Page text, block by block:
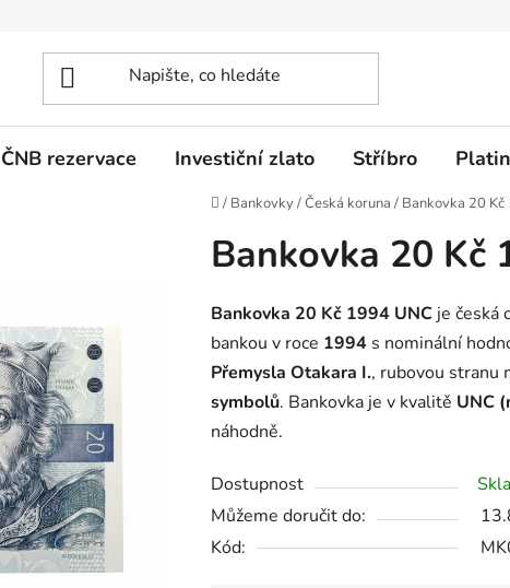
ČNB rezervace Investiční zlato Stříbro
Domů
/ Bankovky/Česká koruna / Bankovka 20
Bankovka 20 Kč
Bankovka 20 Kč 1994 UNC je česká
bankou v roce 1994 s nominální
Přemysla Otakara I., rubovou stranu
symbolů. Bankovka je v kvalitě UNC
náhodně.
Dostupnost
Můžeme doručit do:
Kód: